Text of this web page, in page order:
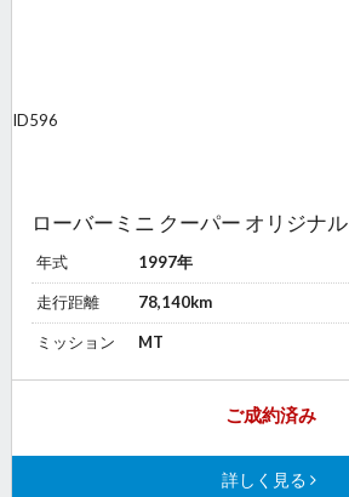
ID596
ローバーミニ クーパー オリジナル
年式 1997年
走行距離 78,140km
ミッション MT
ご成約済み
詳しく見る